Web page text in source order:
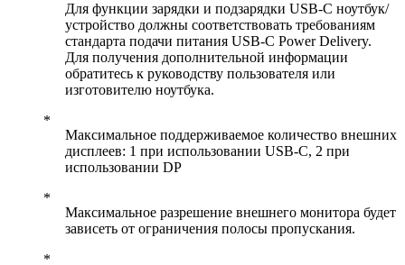
Для функции зарядки и подзарядки USB-C ноутбук/
устройство должны соответствовать требованиям
стандарта подачи питания USB-C Power Delivery.
Для получения дополнительной информации
обратитесь к руководству пользователя или
изготовителю ноутбука.
Максимальное поддерживаемое количество внешних
дисплеев: 1 при использовании USB-C, 2 при
использовании DP
Максимальное разрешение внешнего монитора будет
зависеть от ограничения полосы пропускания.